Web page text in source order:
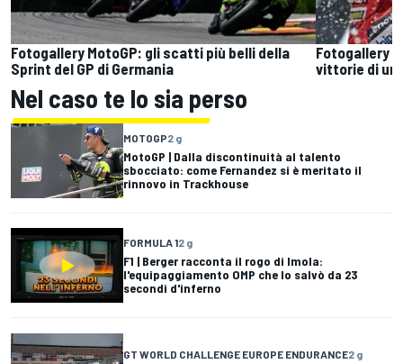
Fotogallery MotoGP: gli scatti più belli della
Sprint del GP di Germania
Fotogallery
vittorie di un
Nel caso te lo sia perso
MOTOGP2 g
MotoGP | Dalla discontinuità al talento
sbocciato: come Fernandez si è meritato il
rinnovo in Trackhouse
FORMULA 12 g
F1 | Berger racconta il rogo di Imola:
l'equipaggiamento OMP che lo salvò da 23
secondi d'inferno
GT WORLD CHALLENGE EUROPE ENDURANCE2 g